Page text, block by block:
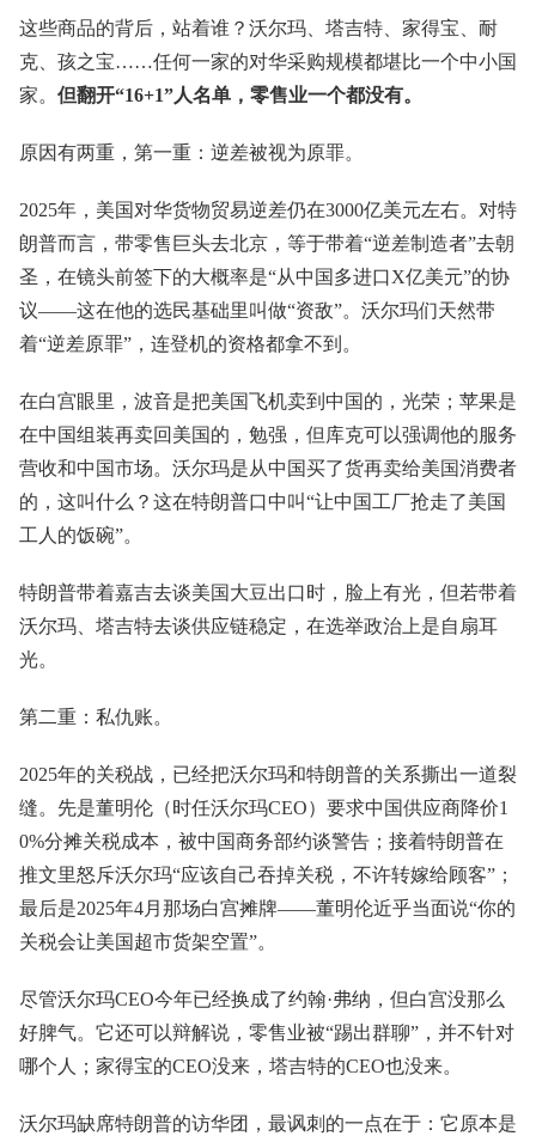
这些商品的背后，站着谁？沃尔玛、塔吉特、家得宝、耐
克、孩之宝……任何一家的对华采购规模都堪比一个中小国
家。 但翻开“16+1”人名单，零售业一个都没有。
原因有两重，第一重：逆差被视为原罪。
2025年，美国对华货物贸易逆差仍在3000亿美元左右。对特
朗普而言，带零售巨头去北京，等于带着“逆差制造者”去朝
圣，在镜头前签下的大概率是“从中国多进口X亿美元”的协
议——这在他的选民基础里叫做“资敌”。沃尔玛们天然带
着“逆差原罪”，连登机的资格都拿不到。
在白宫眼里，波音是把美国飞机卖到中国的，光荣；苹果是
在中国组装再卖回美国的，勉强，但库克可以强调他的服务
营收和中国市场。沃尔玛是从中国买了货再卖给美国消费者
的，这叫什么？这在特朗普口中叫“让中国工厂抢走了美国
工人的饭碗”。
特朗普带着嘉吉去谈美国大豆出口时，脸上有光，但若带着
沃尔玛、塔吉特去谈供应链稳定，在选举政治上是自扇耳
光。
第二重：私仇账。
2025年的关税战，已经把沃尔玛和特朗普的关系撕出一道裂
缝。先是董明伦（时任沃尔玛CEO）要求中国供应商降价1
0%分摊关税成本，被中国商务部约谈警告；接着特朗普在
推文里怒斥沃尔玛“应该自己吞掉关税，不许转嫁给顾客”；
最后是2025年4月那场白宫摊牌——董明伦近乎当面说“你的
关税会让美国超市货架空置”。
尽管沃尔玛CEO今年已经换成了约翰·弗纳，但白宫没那么
好脾气。它还可以辩解说，零售业被“踢出群聊”，并不针对
哪个人；家得宝的CEO没来，塔吉特的CEO也没来。
沃尔玛缺席特朗普的访华团，最讽刺的一点在于：它原本是